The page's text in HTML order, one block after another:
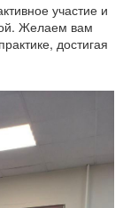
участие и
Желаем вам
достигая